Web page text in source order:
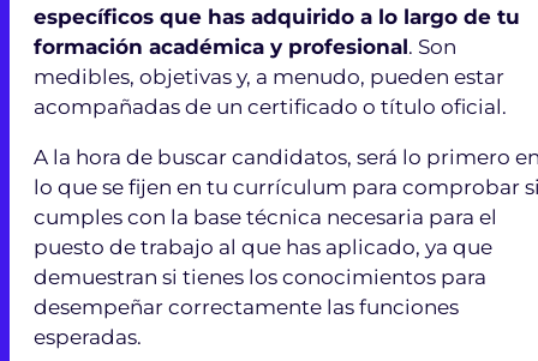
específicos que has adquirido a lo largo de tu
formación académica y profesional. Son
medibles, objetivas y, a menudo, pueden estar
acompañadas de un certificado o título oficial.
A la hora de buscar candidatos, será lo primero
lo que se fijen en tu currículum para comprobar
cumples con la base técnica necesaria para el
puesto de trabajo al que has aplicado, ya que
demuestran si tienes los conocimientos para
desempeñar correctamente las funciones
esperadas.